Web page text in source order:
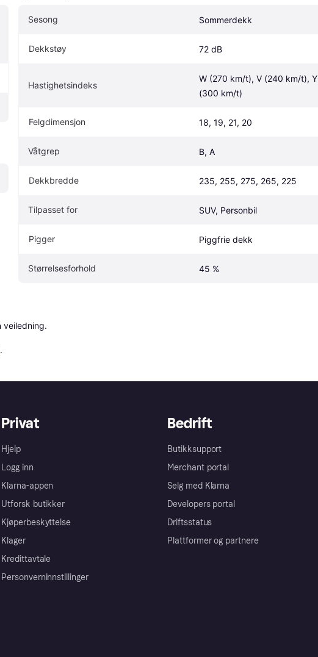
Sesong Sommerdekk
Dekkstøy 72 dB
Hastighetsindeks
W (270 km/t), V (240 km/t), Y
(300 km/t)
Felgdimensjon 18, 19, 21, 20
Våtgrep B, A
Dekkbredde 235, 255, 275, 265, 225
Tilpasset for SUV, Personbil
Pigger Piggfrie dekk
Størrelsesforhold 45 %
veiledning.
.
Privat
Hjelp
Logg inn
Klarna-appen
Utforsk butikker
Kjøperbeskyttelse
Klager
Kredittavtale
Personverninnstillinger
Bedrift
Butikksupport
Merchant portal
Selg med Klarna
Developers portal
Driftsstatus
Plattformer og partnere